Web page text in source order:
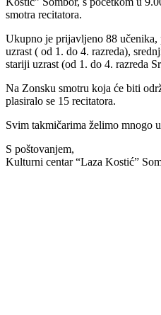
smotra recitatora.
Ukupno je prijavljeno 88
uzrast ( od 1. do 4. razreda),
stariji uzrast (od 1. do 4. razreda
Na Zonsku smotru koja će biti
plasiralo se 15 recitatora.
Svim takmičarima želimo mnogo
S poštovanjem,
Kulturni centar “Laza Kostić”